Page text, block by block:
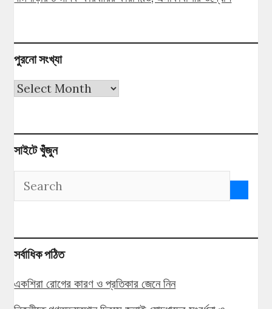
পুরনো সংখ্যা
পুরনো
সাইটে খুঁজুন
সর্বাধিক পঠিত
একশিরা রোগের কারণ ও প্রতিকার জেনে নিন